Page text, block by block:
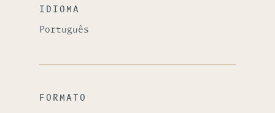
IDIOMA
Português
FORMATO